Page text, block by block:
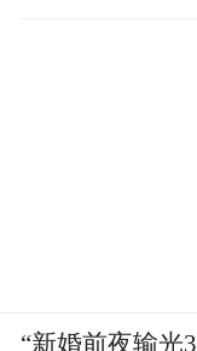
“新婚前夜输光